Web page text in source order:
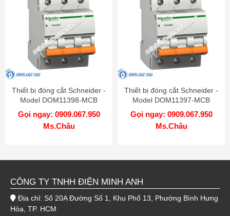
Thiết bị đóng cắt Schneider -
Model DOM11398-MCB
Gọi ngay: 0909.067.950
Ms.Châu
Thiết bị đóng cắt Schneider -
Model DOM11397-MCB
Gọi ngay: 0909.067.950
Ms.Châu
CÔNG TY TNHH ĐIỆN MINH ANH
Địa chỉ: Số 20A Đường Số 1, Khu Phố 13, Phường Bình Hưng
Hòa, TP. HCM